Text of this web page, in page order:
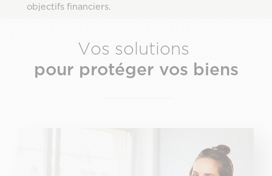
objectifs financiers.
Vos solutions
pour protéger vos biens